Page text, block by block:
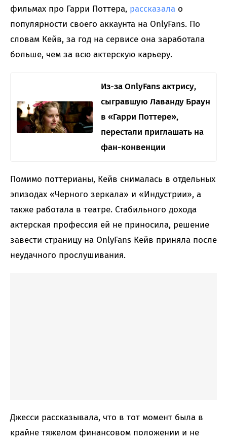
фильмах про Гарри Поттера, рассказала о
популярности своего аккаунта на OnlyFans. По
словам Кейв, за год на сервисе она заработала
больше, чем за всю актерскую карьеру.
Из-за OnlyFans актрису,
сыгравшую Лаванду Браун
в «Гарри Поттере»,
перестали приглашать на
фан-конвенции
Помимо поттерианы, Кейв снималась в отдельных
эпизодах «Черного зеркала» и «Индустрии», а
также работала в театре. Стабильного дохода
актерская профессия ей не приносила, решение
завести страницу на OnlyFans Кейв приняла после
неудачного прослушивания.
Джесси рассказывала, что в тот момент была в
крайне тяжелом финансовом положении и не